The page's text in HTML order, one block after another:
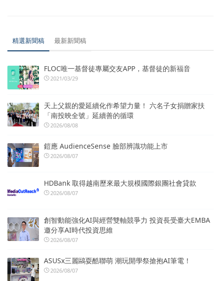
精選新聞稿 最新新聞稿
FLOC唯一基督徒專屬交友APP，基督徒的新福音
2021/03/29
天上父親的愛延續化作希望力量！ 六名子女捐贈家扶
「南投映全號」延續善的循環
2026/08/08
鎧應 AudienceSense 臉部辨識功能上市
2026/08/07
HDBank 取得越南歷來最大規模國際銀團社會貸款
2026/08/07
創智動能強化AI與經營雙軸競爭力 投資長受臺大EMBA
邀分享AI時代投資思維
2026/08/07
ASUSx三麗鷗耍酷聯萌 潮玩開學祭搶抱AI筆電！
2026/08/07